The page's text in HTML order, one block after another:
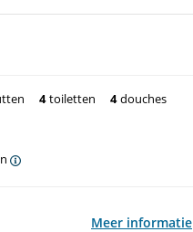
4 toiletten 4 douches
Meer informatie